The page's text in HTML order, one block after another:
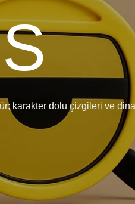
karakter dolu çizgileri ve